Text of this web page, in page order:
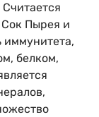
Пырея и
иммунитета,
белком,